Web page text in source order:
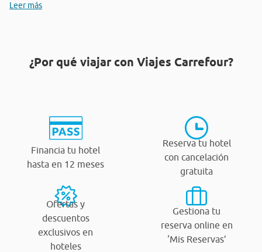
Leer más
¿Por qué viajar con Viajes Carrefour?
Financia tu hotel
hasta en 12 meses
Reserva tu hotel
con cancelación
gratuita
Ofertas y
descuentos
exclusivos en
hoteles
Gestiona tu
reserva online en
‘Mis Reservas’